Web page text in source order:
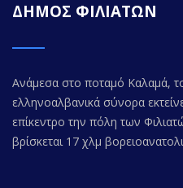
ΔΗΜΟΣ ΦΙΛΙΑΤΩΝ
Ανάμεσα στο ποταμό Καλαμά,
ελληνοαλβανικά σύνορα
επίκεντρο την πόλη των
βρίσκεται 17 χλμ